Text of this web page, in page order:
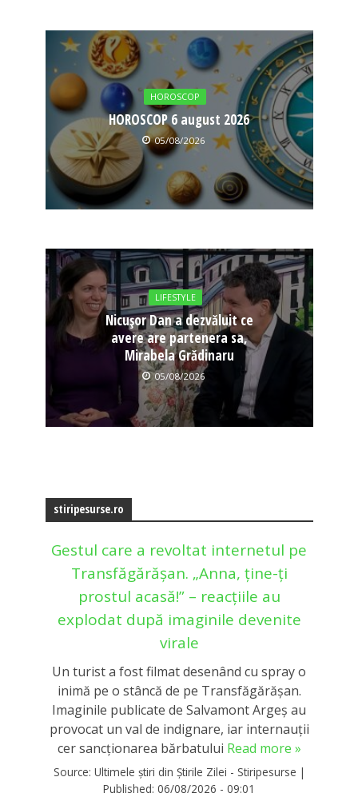
HOROSCOP
HOROSCOP 6 august 2026
05/08/2026
LIFESTYLE
Nicușor Dan a dezvăluit ce
avere are partenera sa,
Mirabela Grădinaru
05/08/2026
stiripesurse.ro
Gestul care a revoltat internetul pe
Transfăgărășan. „Anna, ține-ți
prostul acasă!” – reacțiile au
explodat după imaginile devenite
virale
Un turist a fost filmat desenând cu spray o
inimă pe o stâncă de pe Transfăgărășan.
Imaginile publicate de Salvamont Argeș au
provocat un val de indignare, iar internauții
cer sancționarea bărbatului Read more »
Source: Ultimele știri din Știrile Zilei - Stiripesurse |
Published: 06/08/2026 - 09:01